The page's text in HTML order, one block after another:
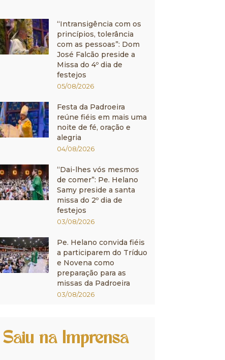
“Intransigência com os
princípios, tolerância
com as pessoas”: Dom
José Falcão preside a
Missa do 4º dia de
festejos
05/08/2026
Festa da Padroeira
reúne fiéis em mais uma
noite de fé, oração e
alegria
04/08/2026
“Dai-lhes vós mesmos
de comer”: Pe. Helano
Samy preside a santa
missa do 2º dia de
festejos
03/08/2026
Pe. Helano convida fiéis
a participarem do Tríduo
e Novena como
preparação para as
missas da Padroeira
03/08/2026
Saiu na Imprensa